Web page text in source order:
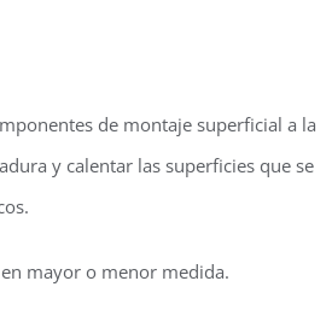
de montaje superficial a la
y calentar las superficies que se
mayor o menor medida.